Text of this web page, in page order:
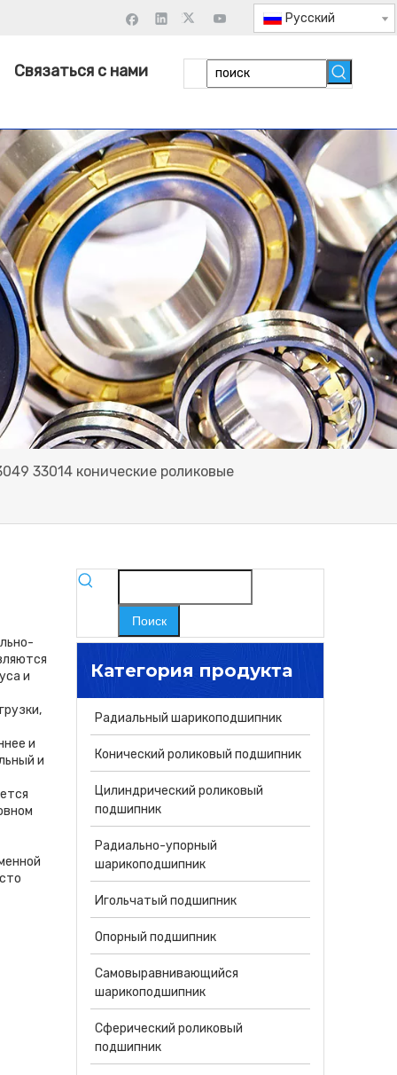
Pусский
Связаться с нами
33014 конические роликовые
и
и
и
Поиск
Категория продукта
Радиальный шарикоподшипник
Конический роликовый подшипник
Цилиндрический роликовый
подшипник
Радиально-упорный
шарикоподшипник
Игольчатый подшипник
Опорный подшипник
Самовыравнивающийся
шарикоподшипник
Сферический роликовый
подшипник